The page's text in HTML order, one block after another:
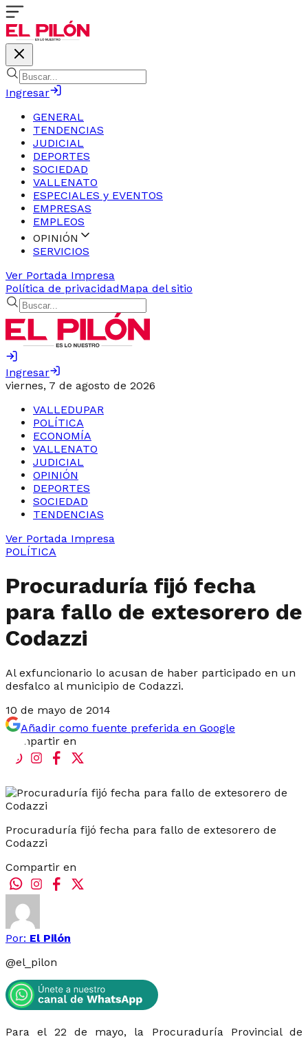
Ingresar
GENERAL
TENDENCIAS
JUDICIAL
DEPORTES
SOCIEDAD
VALLENATO
ESPECIALES y EVENTOS
EMPRESAS
EMPLEOS
OPINIÓN
SERVICIOS
Ver Portada Impresa
Política de privacidadMapa del sitio
Ingresar
viernes, 7 de agosto de 2026
VALLEDUPAR
POLÍTICA
ECONOMÍA
VALLENATO
JUDICIAL
OPINIÓN
DEPORTES
SOCIEDAD
TENDENCIAS
Ver Portada Impresa
POLÍTICA
Procuraduría fijó fecha
para fallo de extesorero de
Codazzi
Al exfuncionario lo acusan de haber participado en un
desfalco al municipio de Codazzi.
10 de mayo de 2014
Añadir como fuente preferida en Google
Compartir en
Procuraduría fijó fecha para fallo de extesorero de
Codazzi
Compartir en
Por: El Pilón
@el_pilon
Para el 22 de mayo, la Procuraduría Provincial de